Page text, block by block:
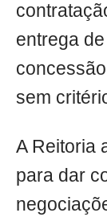
entrega
sem
A Reitoria
para dar